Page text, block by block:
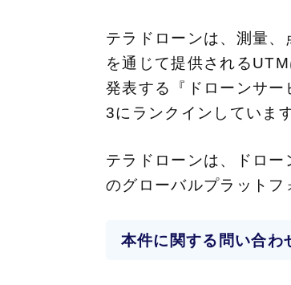
テラドローンは、測量
を通じて提供される
発表する『ドローンサ
3にランクインしています
テラドローンは、ドロ
のグローバルプラットフ
本件に関する問い合わ